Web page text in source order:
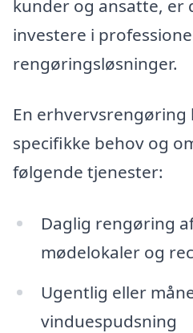
kunder og ansatte, er
investere i
rengøringsløsninger.
En
specifikke behov og
følgende tjenester:
Daglig rengøring
mødelokaler og
Ugentlig eller
vinduespudsning